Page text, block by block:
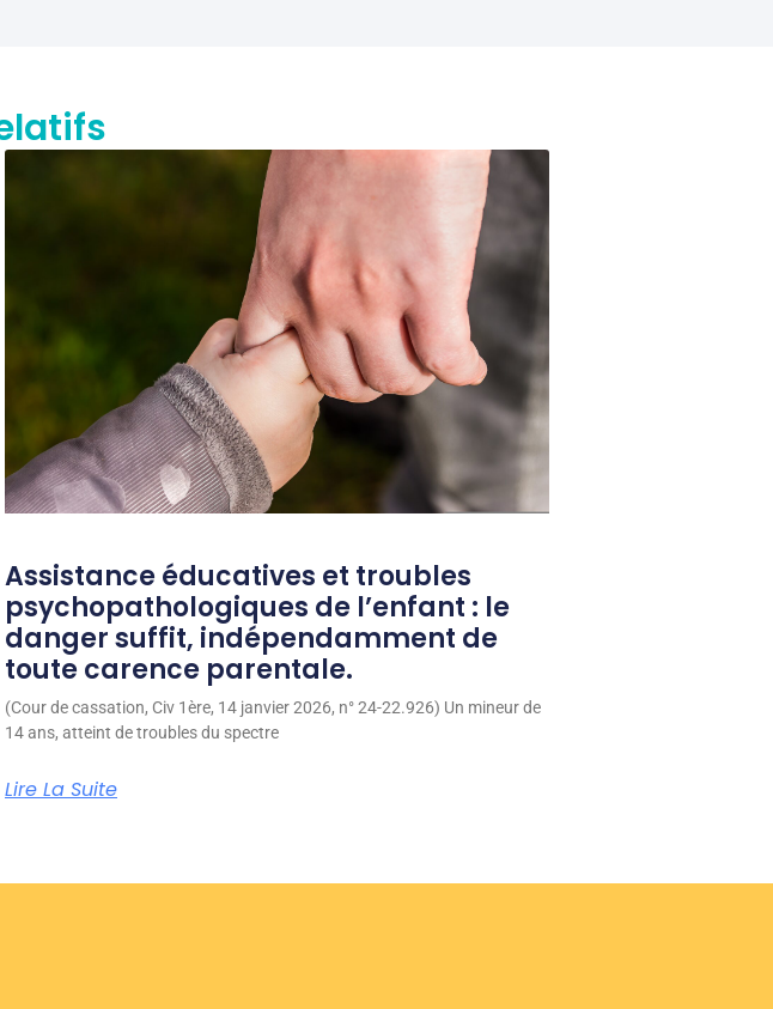
Assistance éducatives et troubles
psychopathologiques de l’enfant : le
danger suffit, indépendamment de
toute carence parentale.
(Cour de cassation, Civ 1ère, 14 janvier 2026, n° 24-22.926) Un mineur de
14 ans, atteint de troubles du spectre
Lire La Suite